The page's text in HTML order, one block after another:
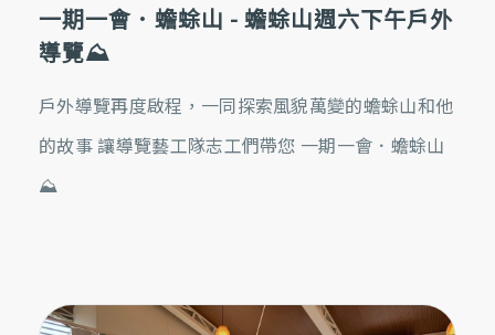
一期一會．蟾蜍山 - 蟾蜍山週六下午戶外
導覽⛰️
戶外導覽再度啟程，一同探索風貌萬變的蟾蜍山和他
的故事 讓導覽藝工隊志工們帶您 一期一會．蟾蜍山
⛰️